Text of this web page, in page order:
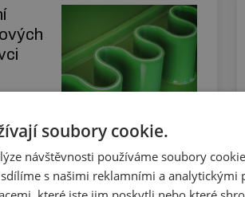
soubory cookie.
návštěvnosti používáme soubory
s našimi reklamními a analytickými